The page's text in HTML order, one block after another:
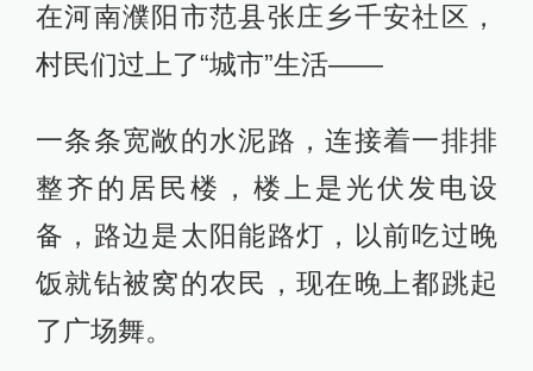
在河南濮阳市范县张庄乡千安社区，
村民们过上了“城市”生活——
一条条宽敞的水泥路，连接着一排排
整齐的居民楼，楼上是光伏发电设
备，路边是太阳能路灯，以前吃过晚
饭就钻被窝的农民，现在晚上都跳起
了广场舞。